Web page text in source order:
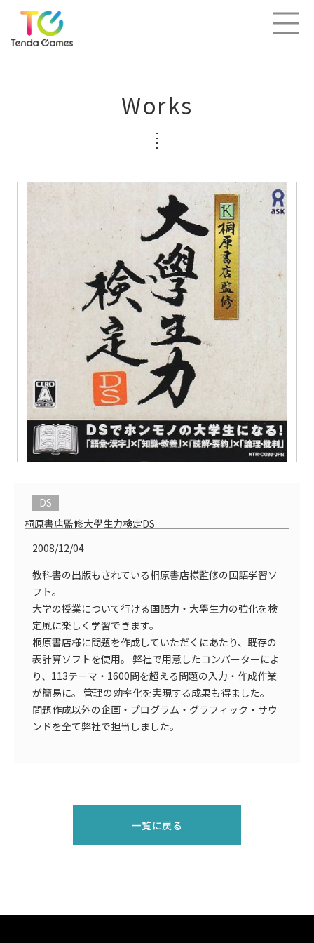
Works
DS
桐原書店監修大學生力検定DS
2008/12/04
教科書の出版もされている桐原書店様監修の国語学習ソ
フト。
大学の授業について行ける国語力・大學生力の強化を検
定風に楽しく学習できます。
桐原書店様に問題を作成していただくにあたり、既存の
表計算ソフトを使用。 弊社で用意したコンバーターによ
り、113テーマ・1600問を超える問題の入力・作成作業
が簡易に。 管理の効率化を実現する成果も得ました。
問題作成以外の企画・プログラム・グラフィック・サウ
ンドを全て弊社で担当しました。
一覧に戻る